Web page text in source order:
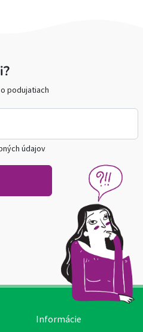
podujatiach
údajov
Informácie